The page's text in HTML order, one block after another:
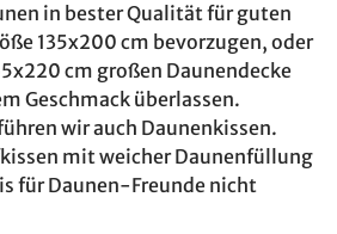
in bester Qualität für guten
135x200 cm bevorzugen, oder
cm großen Daunendecke
Geschmack überlassen.
wir auch Daunenkissen.
mit weicher Daunenfüllung
für Daunen-Freunde nicht